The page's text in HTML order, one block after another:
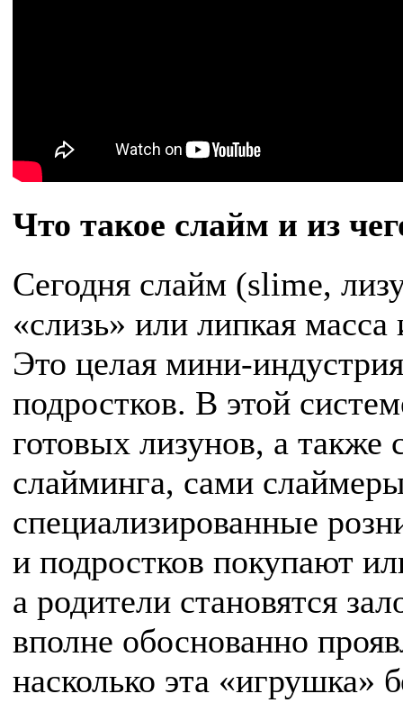
Что такое слайм и из
Сегодня слайм (slime,
«слизь» или липкая
Это целая мини-
подростков. В этой
готовых лизунов, а также
слайминга, сами
специализированные
и подростков покупают
а родители становятся
вполне обоснованно
насколько эта «игрушка»